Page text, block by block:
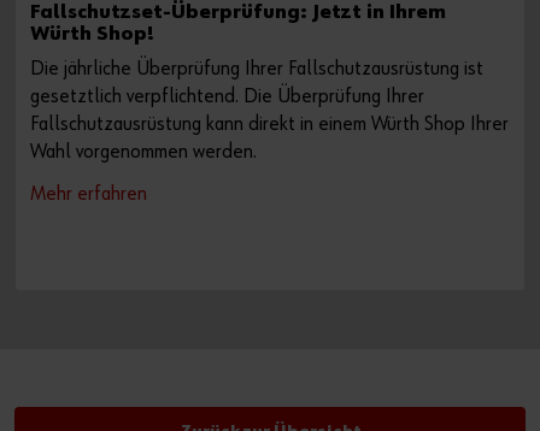
Fallschutzset-Überprüfung: Jetzt in Ihrem
Würth Shop!
Die jährliche Überprüfung Ihrer Fallschutzausrüstung ist
gesetztlich verpflichtend. Die Überprüfung Ihrer
Fallschutzausrüstung kann direkt in einem Würth Shop Ihrer
Wahl vorgenommen werden.
Mehr erfahren